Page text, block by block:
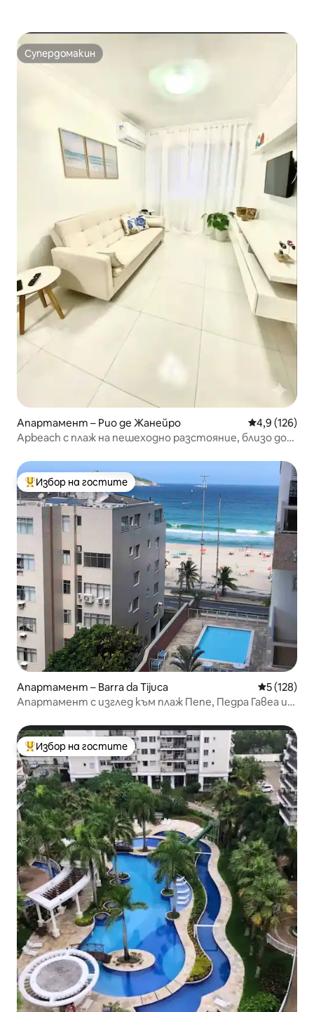
Супердомакин
Супердомакин
Апартамент – Рио де Жанейро Средна
4,9 (126)
Apbeach с плаж на пешеходно разстояние, близо до
Най-популярен избор на гостите
Избор на гостите
Апартамент – Barra da Tijuca Средна
5 (128)
Апартамент с изглед към плаж Пепе, Педра Гавеа и
Най-популярен избор на гостите
Избор на гостите